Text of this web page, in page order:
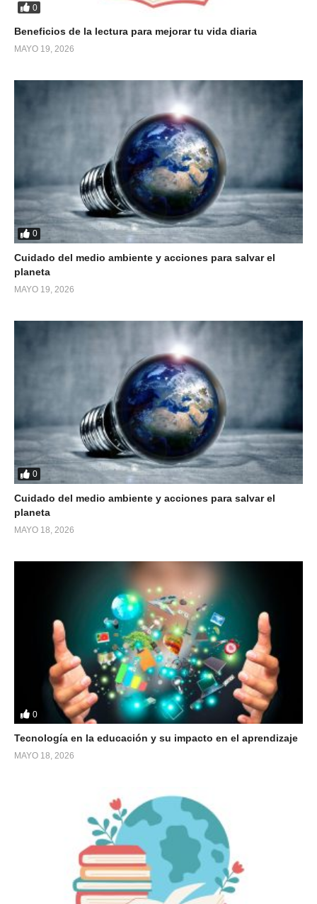
0
Beneficios de la lectura para mejorar tu vida diaria
MAYO 19, 2026
0
Cuidado del medio ambiente y acciones para salvar el
planeta
MAYO 19, 2026
0
Cuidado del medio ambiente y acciones para salvar el
planeta
MAYO 18, 2026
0
Tecnología en la educación y su impacto en el aprendizaje
MAYO 18, 2026